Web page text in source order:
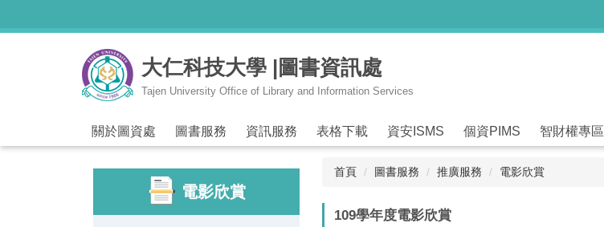
大仁科技大學 |圖書資訊處
Tajen University Office of Library and Information Services
關於圖資處 圖書服務 資訊服務 表格下載 資安ISMS 個資PIMS 智財權專區
電影欣賞
首頁 圖書服務 推廣服務 電影欣賞
109學年度電影欣賞